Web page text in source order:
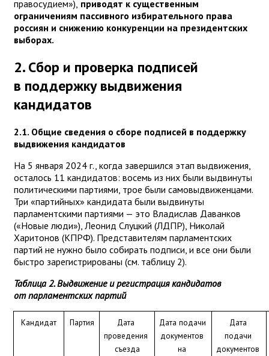
правосудием»), приводят к существенным
ограничениям пассивного избирательного права
россиян и снижению конкуренции на президентских
выборах.
2. Сбор и проверка подписей
в поддержку выдвижения
кандидатов
2.1. Общие сведения о сборе подписей в поддержку
выдвижения кандидатов
На 5 января 2024 г., когда завершился этап выдвижения,
осталось 11 кандидатов: восемь из них были выдвинуты
политическими партиями, трое были самовыдвиженцами.
Три «партийных» кандидата были выдвинуты
парламентскими партиями — это Владислав Даванков
(«Новые люди»), Леонид Слуцкий (ЛДПР), Николай
Харитонов (КПРФ). Представителям парламентских
партий не нужно было собирать подписи, и все они были
быстро зарегистрированы (см. таблицу 2).
Таблица 2. Выдвижение и регистрация кандидатов
от парламентских партий
Кандидат Партия
Дата
проведения
съезда
Дата подачи
документов
на
Дата
подачи
документов